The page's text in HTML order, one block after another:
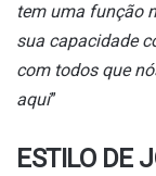
tem uma função
sua capacidade
com todos que
aqui”
ESTILO DE